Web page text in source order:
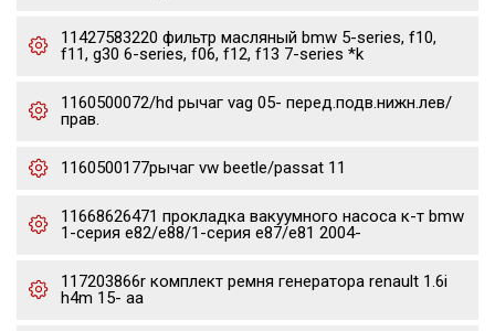
11427583220 фильтр масляный bmw 5-series, f10,
f11, g30 6-series, f06, f12, f13 7-series *k
1160500072/hd рычаг vag 05- перед.подв.нижн.лев/
прав.
1160500177рычаг vw beetle/passat 11
11668626471 прокладка вакуумного насоса к-т bmw
1-серия e82/e88/1-серия e87/e81 2004-
117203866r комплект ремня генератора renault 1.6i
h4m 15- aa